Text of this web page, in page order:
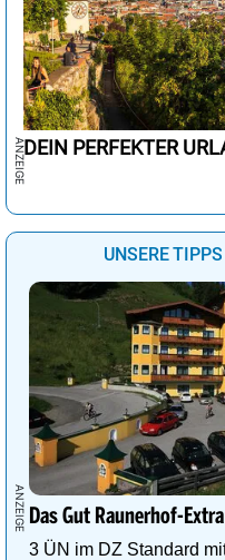
DEIN PERFEKTER
UNSERE
Das Gut Raunerhof-Extra
3 ÜN im DZ Standard